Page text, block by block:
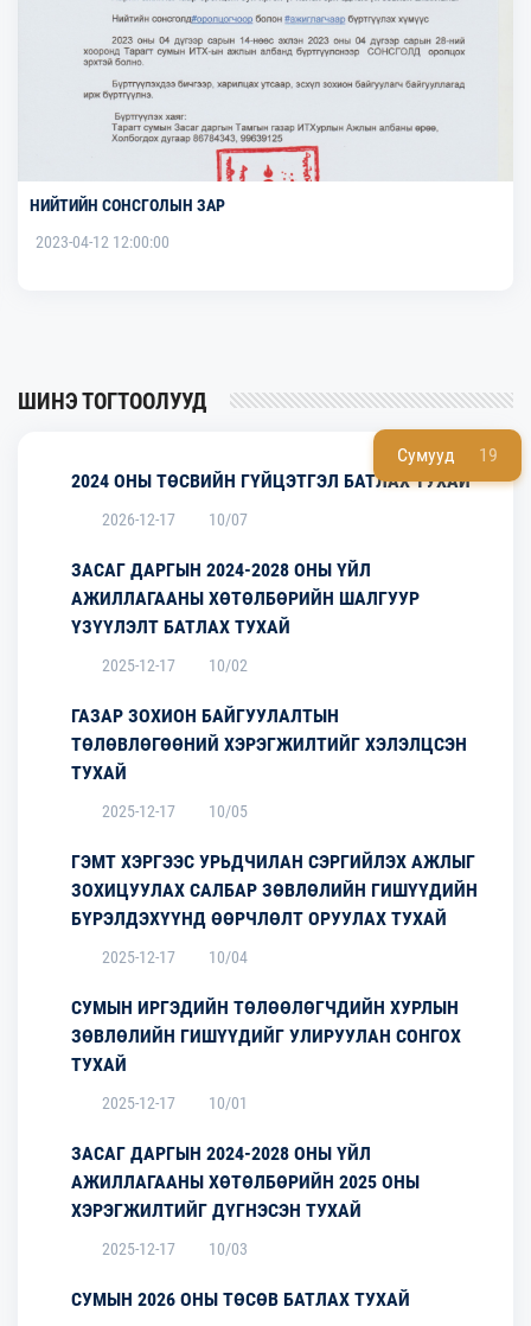
Сумууд 19
НИЙТИЙН СОНСГОЛЫН ЗАР
2023-04-12 12:00:00
ШИНЭ ТОГТООЛУУД
2024 ОНЫ ТӨСВИЙН ГҮЙЦЭТГЭЛ БАТЛАХ ТУХАЙ
2026-12-17 10/07
ЗАСАГ ДАРГЫН 2024-2028 ОНЫ ҮЙЛ
АЖИЛЛАГААНЫ ХӨТӨЛБӨРИЙН ШАЛГУУР
ҮЗҮҮЛЭЛТ БАТЛАХ ТУХАЙ
2025-12-17 10/02
ГАЗАР ЗОХИОН БАЙГУУЛАЛТЫН
ТӨЛӨВЛӨГӨӨНИЙ ХЭРЭГЖИЛТИЙГ ХЭЛЭЛЦСЭН
ТУХАЙ
2025-12-17 10/05
ГЭМТ ХЭРГЭЭС УРЬДЧИЛАН СЭРГИЙЛЭХ АЖЛЫГ
ЗОХИЦУУЛАХ САЛБАР ЗӨВЛӨЛИЙН ГИШҮҮДИЙН
БҮРЭЛДЭХҮҮНД ӨӨРЧЛӨЛТ ОРУУЛАХ ТУХАЙ
2025-12-17 10/04
СУМЫН ИРГЭДИЙН ТӨЛӨӨЛӨГЧДИЙН ХУРЛЫН
ЗӨВЛӨЛИЙН ГИШҮҮДИЙГ УЛИРУУЛАН СОНГОХ
ТУХАЙ
2025-12-17 10/01
ЗАСАГ ДАРГЫН 2024-2028 ОНЫ ҮЙЛ
АЖИЛЛАГААНЫ ХӨТӨЛБӨРИЙН 2025 ОНЫ
ХЭРЭГЖИЛТИЙГ ДҮГНЭСЭН ТУХАЙ
2025-12-17 10/03
СУМЫН 2026 ОНЫ ТӨСӨВ БАТЛАХ ТУХАЙ